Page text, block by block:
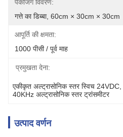
पैकेजिंग विवरण:
गत्ते का डिब्बा, 60cm × 30cm × 30cm
आपूर्ति की क्षमता:
1000 पीसी / पूर्व माह
प्रमुखता देना:
एकीकृत अल्ट्रासोनिक स्तर स्विच 24VDC
40KHz अल्ट्रासोनिक स्तर ट्रांसमीटर
उत्पाद वर्णन